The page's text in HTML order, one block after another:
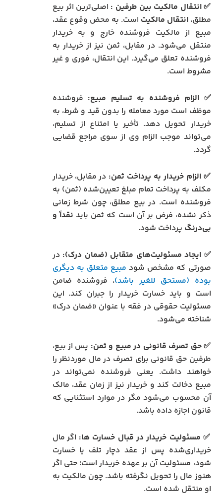
✅ انتقال مالکیت بین طرفین : اصلی‌ترین اثر بیع
مطلق،انتقال مالکیت است. به محض وقوع عقد،
مبیع از مالکیت فروشنده خارج و به خریدار
منتقل می‌شود. در مقابل، ثمن نیز از خریدار به
فروشنده تعلق می‌گیرد. این انتقال، فوری و غیر
مشروط است.
✅ الزام فروشنده به تسلیم مبیع: فروشنده
موظف است مورد معامله را بدون قید و شرط، به
خریدار تحویل دهد. تأخیر یا امتناع از تسلیم،
می‌تواند موجب الزام وی از سوی مراجع قضایی
گردد.
✅ الزام خریدار به پرداخت ثمن: در مقابل، خریدار
مکلف به پرداخت تمام مبلغ تعیین‌شده (ثمن) به
فروشنده است. در بیع مطلق، چون شرط زمانی
ذکر نشده، فرض بر آن است که ثمن باید نقداً و
بی‌درنگ پرداخت شود.
✅ ایجاد مسئولیت‌های متقابل (ضمان درک):در
صورتی که مشخص شودمبیع متعلق به دیگری
بوده (مستحق للغیر باشد)، فروشنده ضامن
است و باید خسارت خریدار را جبران کند. این
مسئولیت حقوقی در فقه با عنوان «ضمان درک»
شناخته می‌شود.
✅ حق تصرف قانونی در مبیع و ثمن: پس از بیع،
طرفین حق قانونی برای تصرف در مال موردنظر را
خواهند داشت. یعنی فروشنده نمی‌تواند در
مبیع دخالت کند و خریدار نیز از زمان عقد، مالک
آن محسوب می‌شود مگر در موارد استثنایی که
قانون اجازه داده باشد.
✅ مسئولیت خریدار در قبال خسارت‌ ها: اگر مال
خریداری‌شده پس از عقد دچار تلف یا خسارت
شود، مسئولیت آن بر عهده خریدار است؛ حتی اگر
هنوز مال را تحویل نگرفته باشد. چون مالکیت به
او منتقل شده است.